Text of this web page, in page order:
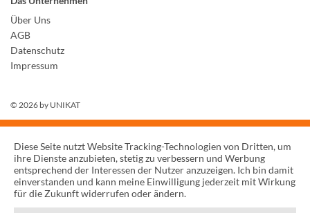
Über Uns
AGB
Datenschutz
Impressum
© 2026 by UNIKAT
Diese Seite nutzt Website Tracking-Technologien von Dritten, um
ihre Dienste anzubieten, stetig zu verbessern und Werbung
entsprechend der Interessen der Nutzer anzuzeigen. Ich bin damit
einverstanden und kann meine Einwilligung jederzeit mit Wirkung
für die Zukunft widerrufen oder ändern.